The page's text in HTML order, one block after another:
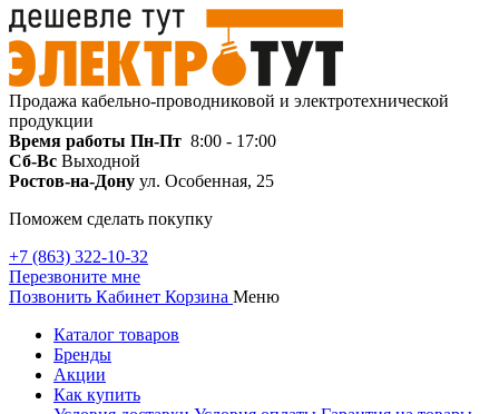
Продажа кабельно-проводниковой и электротехнической
продукции
Время работы Пн-Пт 8:00 - 17:00
Сб-Вс Выходной
Ростов-на-Дону ул. Особенная, 25
Поможем сделать покупку
+7 (863) 322-10-32
Перезвоните мне
Позвонить Кабинет Корзина Меню
Каталог товаров
Бренды
Акции
Как купить